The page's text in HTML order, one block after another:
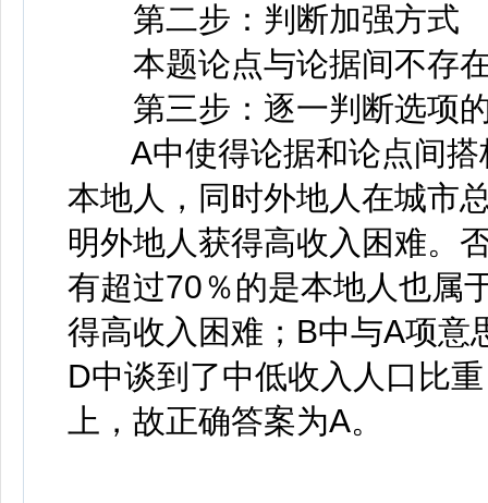
第二步：判断加强方式
本题论点与论据间不存在
第三步：逐一判断选项
A中使得论据和论点间搭
本地人，同时外地人在城市
明外地人获得高收入困难。
有超过70％的是本地人也属
得高收入困难；B中与A项意
D中谈到了中低收入人口比
上，故正确答案为A。